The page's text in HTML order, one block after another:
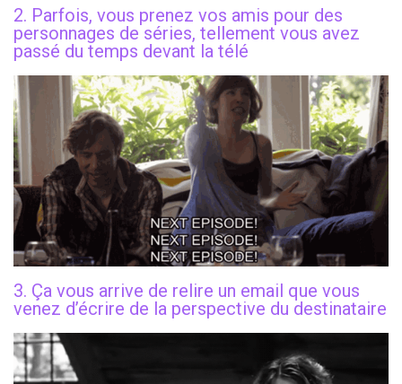
2. Parfois, vous prenez vos amis pour des
personnages de séries, tellement vous avez
passé du temps devant la télé
3. Ça vous arrive de relire un email que vous
venez d’écrire de la perspective du destinataire